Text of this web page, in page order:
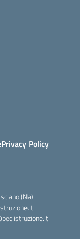
Privacy Policy
(Na)